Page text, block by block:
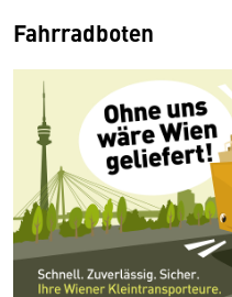
Fahrradboten